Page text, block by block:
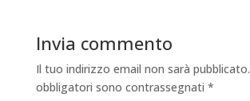
Invia commento
Il tuo indirizzo email non sarà pubblicato.
obbligatori sono contrassegnati *